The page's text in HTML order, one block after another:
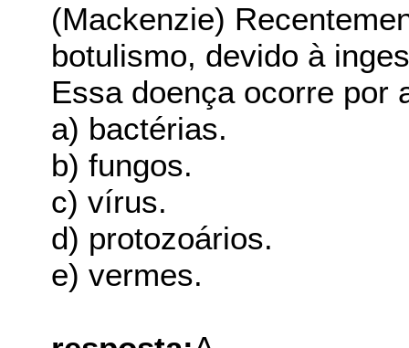
(Mackenzie)
botulismo, devido à
Essa doença ocorre por
a) bactérias.
b) fungos.
c) vírus.
d) protozoários.
e) vermes.